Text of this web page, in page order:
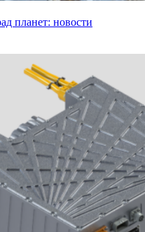
планет: новости